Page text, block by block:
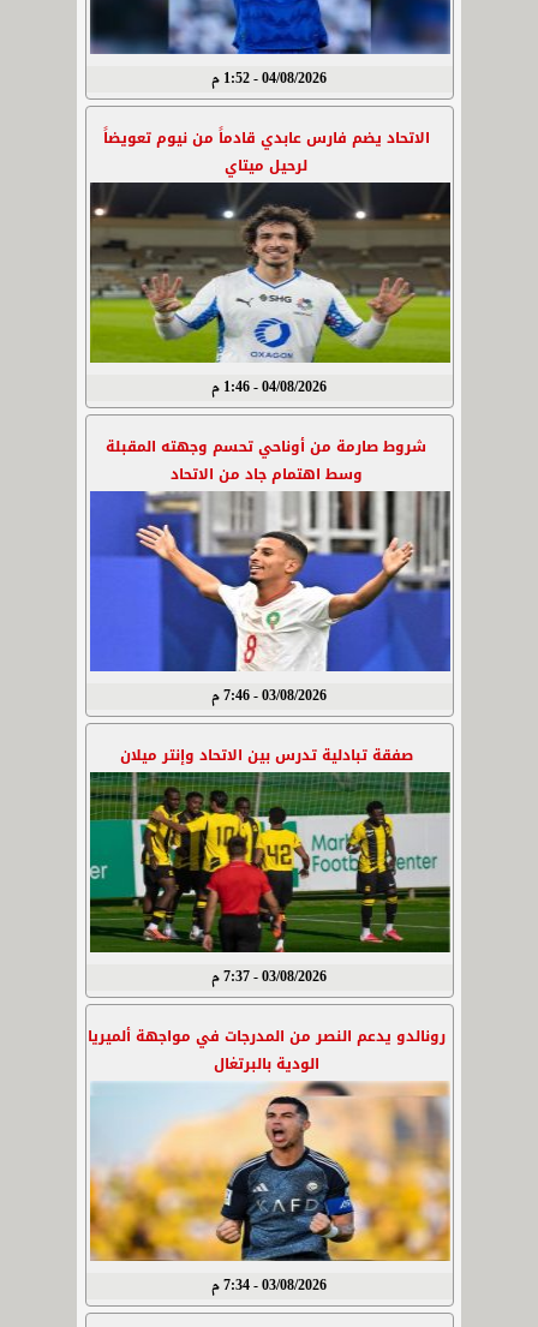
04/08/2026 - 1:52 م
الاتحاد يضم فارس عابدي قادماً من نيوم تعويضاً
لرحيل ميتاي
04/08/2026 - 1:46 م
شروط صارمة من أوناحي تحسم وجهته المقبلة
وسط اهتمام جاد من الاتحاد
03/08/2026 - 7:46 م
صفقة تبادلية تدرس بين الاتحاد وإنتر ميلان
03/08/2026 - 7:37 م
رونالدو يدعم النصر من المدرجات في مواجهة ألميريا
الودية بالبرتغال
03/08/2026 - 7:34 م